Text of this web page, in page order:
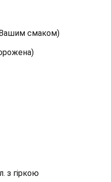
Вашим смаком)
з гіркою